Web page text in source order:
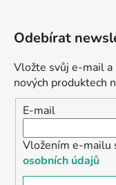
Odebírat
Vložte svůj e-mail a
nových produktech
E-mail
Vložením e-mailu
osobních údajů